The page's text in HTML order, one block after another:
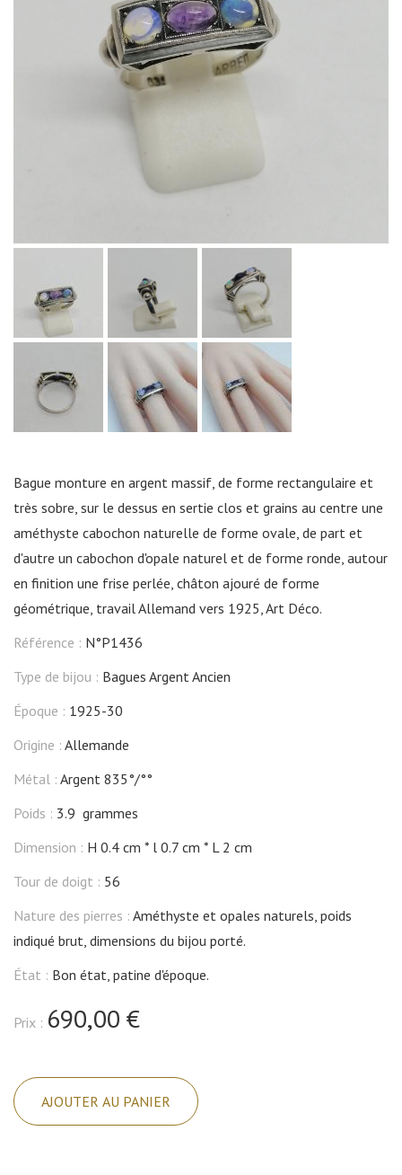
Bague monture en argent massif, de forme rectangulaire et
très sobre, sur le dessus en sertie clos et grains au centre une
améthyste cabochon naturelle de forme ovale, de part et
d'autre un cabochon d'opale naturel et de forme ronde, autour
en finition une frise perlée, châton ajouré de forme
géométrique, travail Allemand vers 1925, Art Déco.
Référence : N°P1436
Type de bijou : Bagues Argent Ancien
Époque : 1925-30
Origine : Allemande
Métal : Argent 835°/°°
Poids : 3.9 grammes
Dimension : H 0.4 cm l 0.7 cm
L 2 cm
Tour de doigt : 56
Nature des pierres : Améthyste et opales naturels, poids
indiqué brut, dimensions du bijou porté.
État : Bon état, patine d'époque.
Prix : 690,00 €
de
Bague
AJOUTER AU PANIER